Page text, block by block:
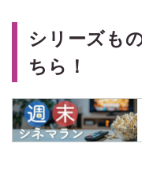
シリーズも
ちら！